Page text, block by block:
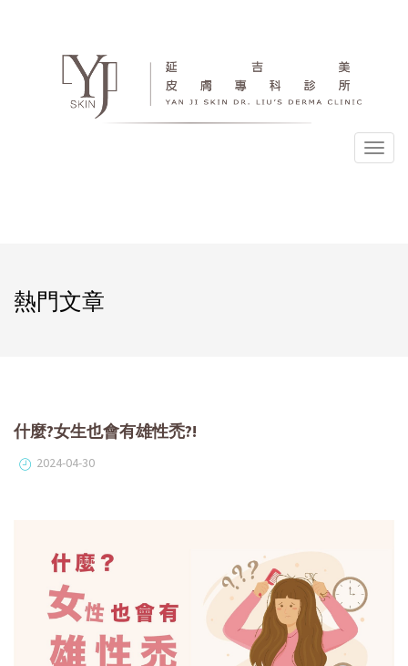
選
熱門文章
什麼?女生也會有雄性禿?!
2024-04-30